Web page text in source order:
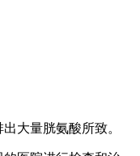
大量胱氨酸所致。